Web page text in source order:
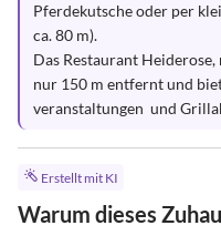
Pferdekutsche oder per
ca. 80 m).
Das Restaurant
nur 150 m entfernt und
veranstaltungen  und
Erstellt mit KI
Warum dieses